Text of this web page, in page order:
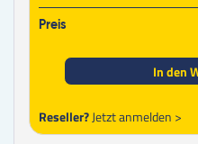
Preis
In den
Reseller?Jetzt anmelden >